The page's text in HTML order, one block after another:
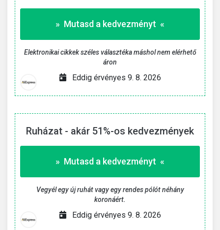
» Mutasd a kedvezményt «
Elektronikai cikkek széles választéka máshol nem elérhető
áron
Eddig érvényes 9. 8. 2026
Ruházat - akár 51%-os kedvezmények
» Mutasd a kedvezményt «
Vegyél egy új ruhát vagy egy rendes pólót néhány
koronáért.
Eddig érvényes 9. 8. 2026